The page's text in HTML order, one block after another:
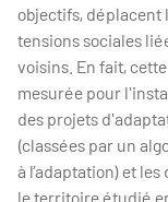
objectifs, déplacent
tensions sociales
voisins. En fait,
mesurée pour
des projets
(classées par un
à l’adaptation) et
le territoire étudié